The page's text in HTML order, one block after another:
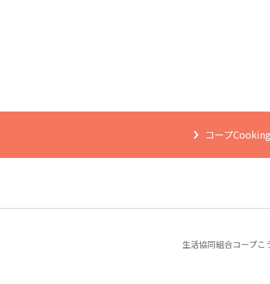
コープ
生活協同組合コープ